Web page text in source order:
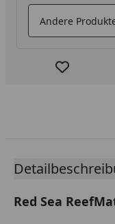
Andere
Produkt
Red Sea